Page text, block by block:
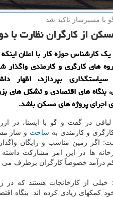
با مسیرساز تاكید شد
از كارگران نظارت با
كارشناس حوزه كار با اعلان
های كارگری و كارمندی واگذار
بپردازد، اظهار
بنگاه های اقتصادی و تشكل های
اجرای پروژه های مسكن باشد.
در گفت و گو با ایسنا، در
و کارمندی به ساخت و ساز
اگر زمین مناسب و رایگان
ها در این امر مشارکت
درآمد خصوصاً کارگران برطرف می
خیلی از کارخانجات هستند که در
کمکهای زیادی کرده اند. بنگاه